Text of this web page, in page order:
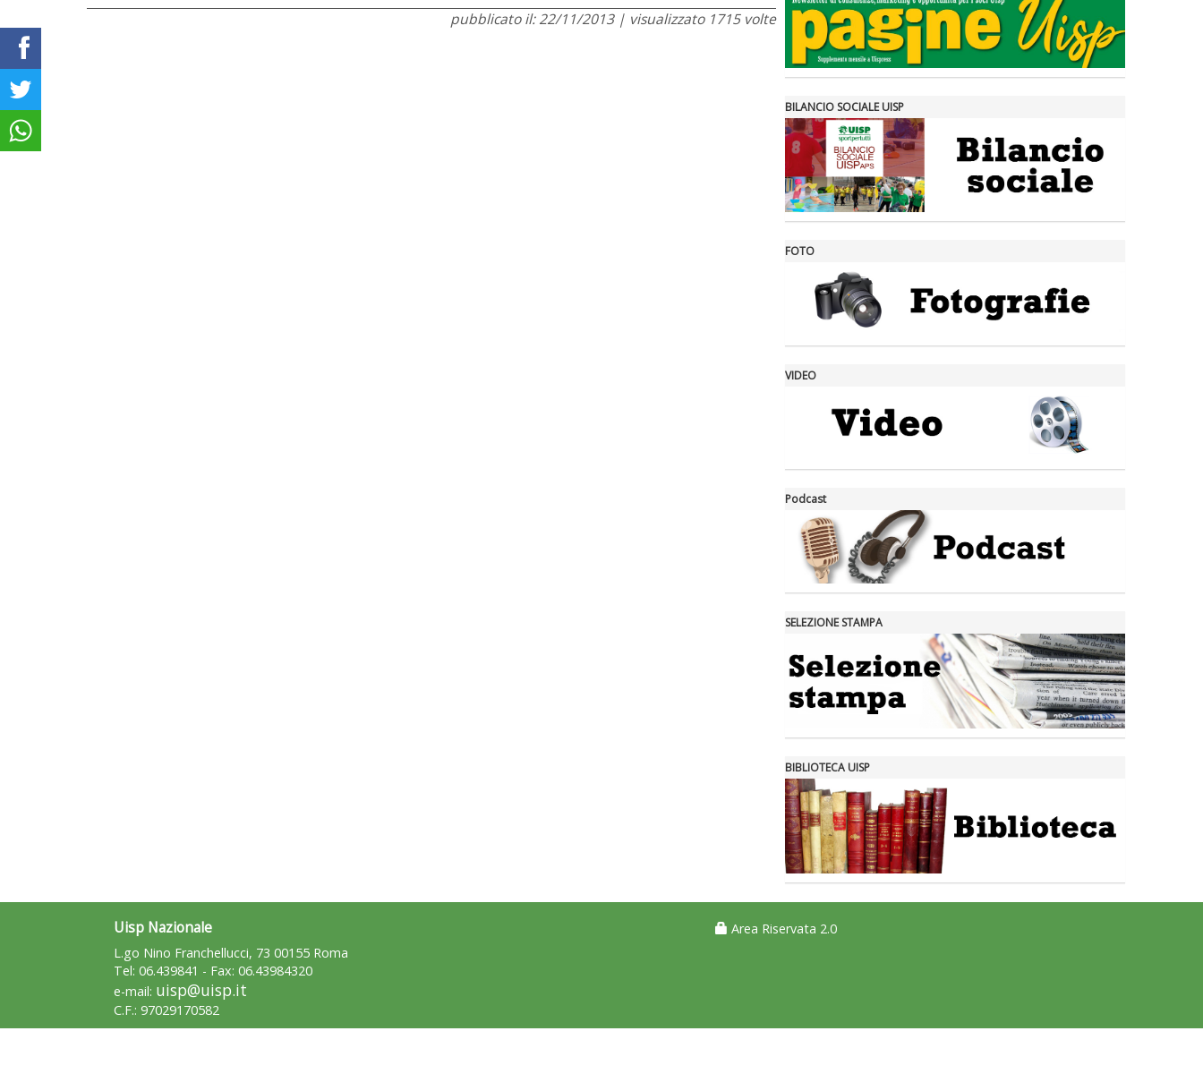
pubblicato il: 22/11/2013 | visualizzato 1715 volte
BILANCIO SOCIALE UISP
FOTO
VIDEO
Podcast
SELEZIONE STAMPA
BIBLIOTECA UISP
Uisp Nazionale
L.go Nino Franchellucci, 73 00155 Roma
Tel: 06.439841 - Fax: 06.43984320
e-mail: uisp@uisp.it
C.F.: 97029170582
Area Riservata 2.0